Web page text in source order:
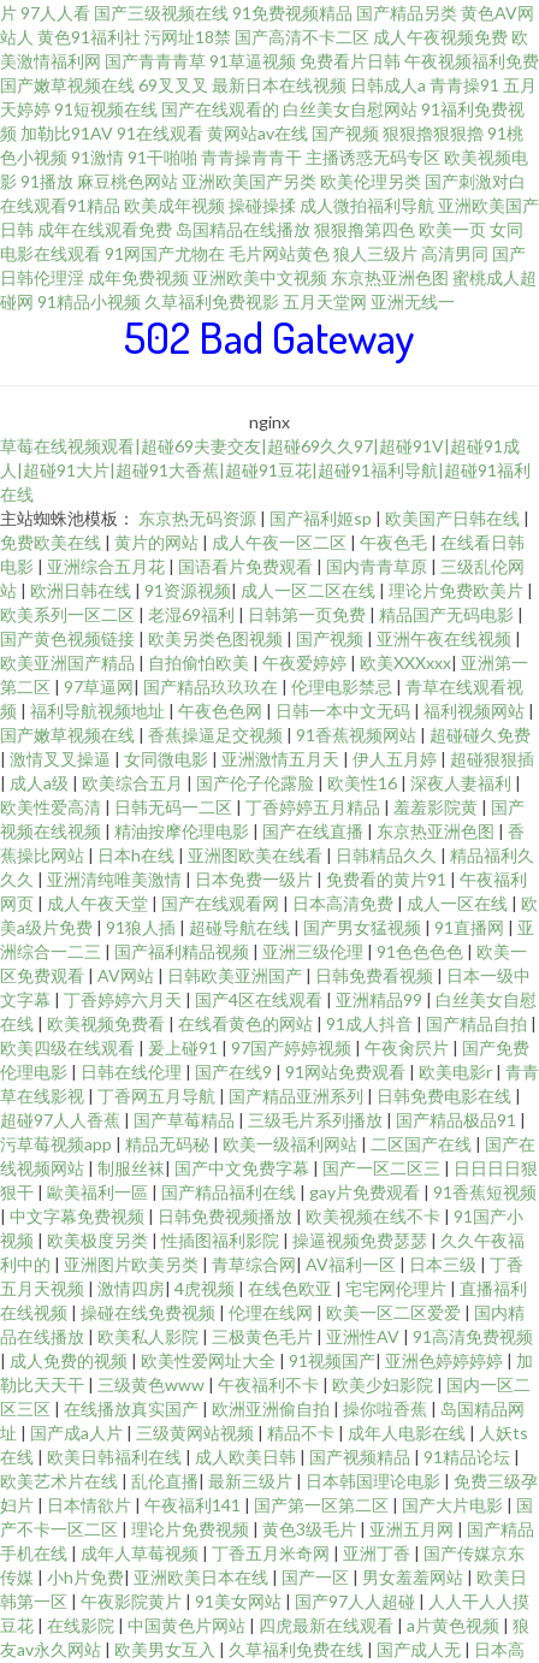
片97人人看 国产三级视频在线91免费视频精品 国产精品另类黄色AV网
站人 黄色91福利社 污网址18禁 国产高清不卡二区 成人午夜视频免费 欧
美激情福利网 国产青青青草91草逼视频 免费看片日韩午夜视频福利免费
国产嫩草视频在线69叉叉叉 最新日本在线视频 日韩成人a 青青操91 五月
天婷婷91短视频在线 国产在线观看的 白丝美女自慰网站91福利免费视
频 加勒比91AV91在线观看黄网站av在线 国产视频 狠狠擼狠狠擼91桃
色小视频 91激情91干啪啪 青青操青青干 主播诱惑无码专区 欧美视频电
影 91播放 麻豆桃色网站 亚洲欧美国产另类 欧美伦理另类 国产刺激对白
在线观看91精品 欧美成年视频 操碰操揉 成人微拍福利导航 亚洲欧美国产
日韩 成年在线观看免费 岛国精品在线播放狠狠撸第四色 欧美一页女同
电影在线观看91网国产尤物在 毛片网站黄色狼人三级片 高清男同 国产
日韩伦理淫 成年免费视频 亚洲欧美中文视频 东京热亚洲色图 蜜桃成人超
碰网 91精品小视频 久草福利免费视影 五月天堂网 亚洲无线一
502 Bad Gateway
nginx
草莓在线视频观看|超碰69夫妻交友|超碰69久久97|超碰91V|超碰91成
人|超碰91大片|超碰91大香蕉|超碰91豆花|超碰91福利导航|超碰91福利
在线
主站蜘蛛池模板： 东京热无码资源 | 国产福利姬sp | 欧美国产日韩在线 |
免费欧美在线 | 黄片的网站 | 成人午夜一区二区 | 午夜色毛 | 在线看日韩
电影 | 亚洲综合五月花 | 国语看片免费观看 | 国内青青草原 | 三级乱伦网
站 | 欧洲日韩在线 | 91资源视频| 成人一区二区在线 | 理论片免费欧美片 |
欧美系列一区二区 | 老湿69福利 | 日韩第一页免费 | 精品国产无码电影 |
国产黄色视频链接 | 欧美另类色图视频 | 国产视频 | 亚洲午夜在线视频 |
欧美亚洲国产精品 | 自拍偷怕欧美 | 午夜爱婷婷 | 欧美XXXxxx| 亚洲第一
第二区 | 97草逼网| 国产精品玖玖玖在 | 伦理电影禁忌 | 青草在线观看视
频 | 福利导航视频地址 | 午夜色色网 | 日韩一本中文无码 | 福利视频网站 |
国产嫩草视频在线 | 香蕉操逼足交视频 | 91香蕉视频网站 | 超碰碰久免费
| 激情叉叉操逼 | 女同微电影 | 亚洲激情五月天 | 伊人五月婷 | 超碰狠狠插
| 成人a级 | 欧美综合五月 | 国产伦子伦露脸 | 欧美性16 | 深夜人妻福利 |
欧美性爱高清 | 日韩无码一二区 | 丁香婷婷五月精品 | 羞羞影院黄 | 国产
视频在线视频 | 精油按摩伦理电影 | 国产在线直播 | 东京热亚洲色图 | 香
蕉操比网站 | 日本h在线 | 亚洲图欧美在线看 | 日韩精品久久 | 精品福利久
久久 | 亚洲清纯唯美激情 | 日本免费一级片 | 免费看的黄片91 | 午夜福利
网页 | 成人午夜天堂 | 国产在线观看网 | 日本高清免费 | 成人一区在线 | 欧
美a级片免费 | 91狼人插 | 超碰导航在线 | 国产男女猛视频 | 91直播网 | 亚
洲综合一二三 | 国产福利精品视频 | 亚洲三级伦理 | 91色色色色 | 欧美一
区免费观看 | AV网站 | 日韩欧美亚洲国产 | 日韩免费看视频 | 日本一级中
文字幕 | 丁香婷婷六月天 | 国产4区在线观看 | 亚洲精品99 | 白丝美女自慰
在线 | 欧美视频免费看 | 在线看黄色的网站 | 91成人抖音 | 国产精品自拍 |
欧美四级在线观看 | 爰上碰91 | 97国产婷婷视频 | 午夜肏屄片 | 国产免费
伦理电影 | 日韩在线伦理 | 国产在线9 | 91网站免费观看 | 欧美电影r | 青青
草在线影视 | 丁香网五月导航 | 国产精品亚洲系列 | 日韩免费电影在线 |
超碰97人人香蕉 | 国产草莓精品 | 三级毛片系列播放 | 国产精品极品91 |
污草莓视频app | 精品无码秘 | 欧美一级福利网站 | 二区国产在线 | 国产在
线视频网站 | 制服丝袜| 国产中文免费字幕 | 国产一区二区三 | 日日日日狠
狠干 | 歐美福利一區 | 国产精品福利在线 | gay片免费观看 | 91香蕉短视频
| 中文字幕免费视频 | 日韩免费视频播放 | 欧美视频在线不卡 | 91国产小
视频 | 欧美极度另类 |性插图福利影院 | 操逼视频免费瑟瑟 | 久久午夜福
利中的 | 亚洲图片欧美另类 | 青草综合网| AV福利一区 | 日本三级 | 丁香
五月天视频 | 激情四房| 4虎视频 | 在线色欧亚 | 宅宅网伦理片 | 直播福利
在线视频 | 操碰在线免费视频 | 伦理在线网 | 欧美一区二区爱爱 | 国内精
品在线播放 | 欧美私人影院 | 三极黄色毛片 | 亚洲性AV | 91高清免费视频
| 成人免费的视频 | 欧美性爱网址大全 | 91视频国产| 亚洲色婷婷婷婷 | 加
勒比天天干 | 三级黄色www | 午夜福利不卡 | 欧美少妇影院 | 国内一区二
区三区 | 在线播放真实国产 | 欧洲亚洲偷自拍 | 操你啦香蕉 | 岛国精品网
址 | 国产成a人片 | 三级黄网站视频 | 精品不卡 | 成年人电影在线 | 人妖ts
在线 | 欧美日韩福利在线 | 成人欧美日韩 | 国产视频精品 | 91精品论坛 |
欧美艺术片在线 | 乱伦直播| 最新三级片 | 日本韩国理论电影 | 免费三级孕
妇片 | 日本情欲片 | 午夜福利141 | 国产第一区第二区 | 国产大片电影 | 国
产不卡一区二区 | 理论片免费视频 | 黄色3级毛片 | 亚洲五月网 | 国产精品
手机在线 | 成年人草莓视频 | 丁香五月米奇网 | 亚洲丁香 | 国产传媒京东
传媒 | 小h片免费| 亚洲欧美日本在线 | 国产一区 | 男女羞羞网站 | 欧美日
韩第一区 | 午夜影院黄片 | 91美女网站 | 国产97人人超碰 | 人人干人人摸
豆花 | 在线影院 | 中国黄色片网站 | 四虎最新在线观看 | a片黄色视频 | 狼
友av永久网站 | 欧美男女互入 | 久草福利免费在线 | 国产成人无 | 日本高